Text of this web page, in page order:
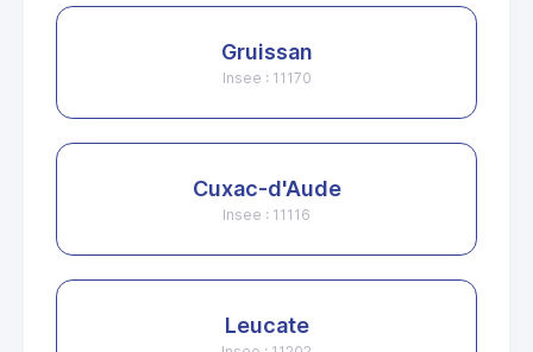
Gruissan
Insee : 11170
Cuxac-d'Aude
Insee : 11116
Leucate